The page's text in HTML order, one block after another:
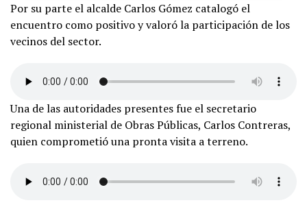
Por su parte el alcalde Carlos Gómez catalogó el
encuentro como positivo y valoró la participación de los
vecinos del sector.
Una de las autoridades presentes fue el secretario
regional ministerial de Obras Públicas, Carlos Contreras,
quien comprometió una pronta visita a terreno.